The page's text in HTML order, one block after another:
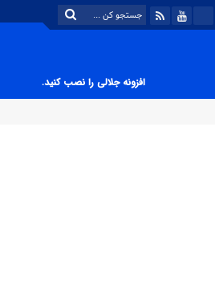
افزونه جلالی را نصب کنید.